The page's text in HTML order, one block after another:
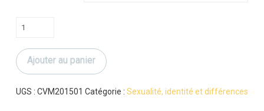
quantité
Agressions
sexuelles
sur
mineurs
Ajouter au panier
UGS : CVM201501 Catégorie : Sexualité, identité et différences